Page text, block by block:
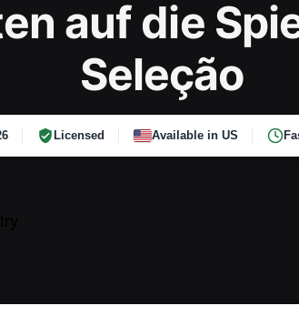
auf die
Seleção
Licensed Available in US